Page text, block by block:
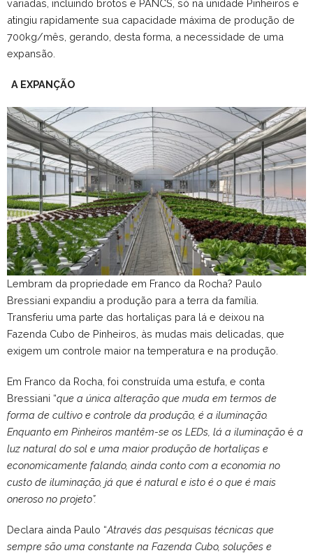
variadas, incluindo brotos e PANCS, só na unidade Pinheiros e
atingiu rapidamente sua capacidade máxima de produção de
700kg/mês, gerando, desta forma, a necessidade de uma
expansão.
A EXPANÇÃO
Lembram da propriedade em Franco da Rocha? Paulo
Bressiani expandiu a produção para a terra da família.
Transferiu uma parte das hortaliças para lá e deixou na
Fazenda Cubo de Pinheiros, às mudas mais delicadas, que
exigem um controle maior na temperatura e na produção.
Em Franco da Rocha, foi construída uma estufa, e conta
Bressiani “que a única alteração que muda em termos de
forma de cultivo e controle da produção, é a iluminação.
Enquanto em Pinheiros mantêm-se os LEDs, lá a iluminação é a
luz natural do sol e uma maior produção de hortaliças e
economicamente falando, ainda conto com a economia no
custo de iluminação, já que é natural e isto é o que é mais
oneroso no projeto”.
Declara ainda Paulo “Através das pesquisas técnicas que
sempre são uma constante na Fazenda Cubo, soluções e